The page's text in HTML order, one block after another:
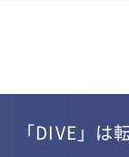
「DIVE」は